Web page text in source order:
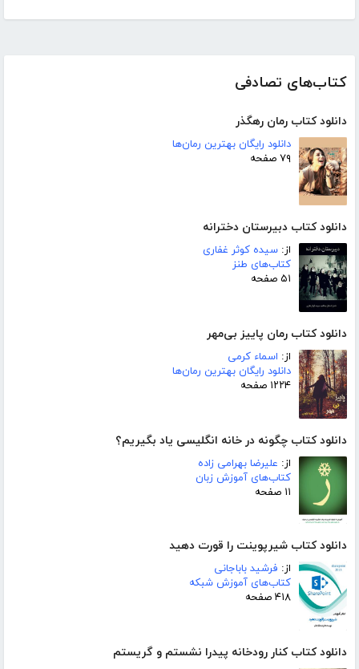
کتاب‌های تصادفی
دانلود کتاب رمان رهگذر
دانلود رایگان بهترین رمان‌ها
۷۹ صفحه
دانلود کتاب دبیرستان دخترانه
از: سیده کوثر غفاری
کتاب‌های طنز
۵۱ صفحه
دانلود کتاب رمان پاییز بی‌مهر
از: اسماء کرمی
دانلود رایگان بهترین رمان‌ها
۱۲۲۴ صفحه
دانلود کتاب چگونه در خانه انگلیسی یاد بگیریم؟
از: علیرضا بهرامی زاده
کتاب‌های آموزش زبان
۱۱ صفحه
دانلود کتاب شیرپوینت را قورت دهید
از: فرشید باباجانی
کتاب‌های آموزش شبکه
۴۱۸ صفحه
دانلود کتاب کنار رودخانه پیدرا نشستم و گریستم